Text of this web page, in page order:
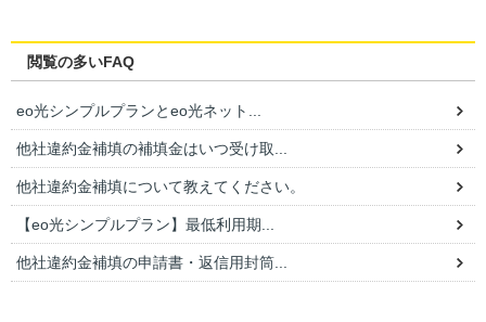
閲覧の多いFAQ
eo光シンプルプランとeo光ネット...
他社違約金補填の補填金はいつ受け取...
他社違約金補填について教えてください。
【eo光シンプルプラン】最低利用期...
他社違約金補填の申請書・返信用封筒...